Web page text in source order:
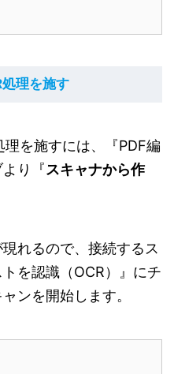
理を施す
を施すには、『PDF編
り『スキャナから作
れるので、接続するス
を認識（OCR）』にチ
ンを開始します。